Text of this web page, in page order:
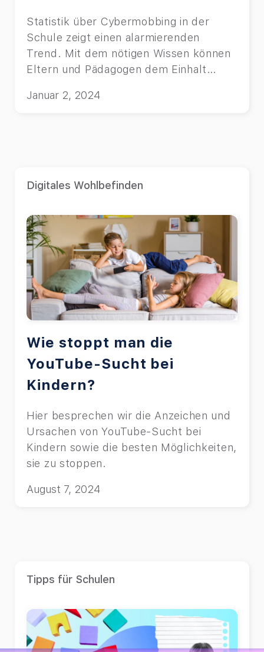
Statistik über Cybermobbing in der
Schule zeigt einen alarmierenden
Trend. Mit dem nötigen Wissen können
Eltern und Pädagogen dem Einhalt
Januar 2, 2024
Digitales Wohlbefinden
Wie stoppt man die
YouTube-Sucht bei
Kindern?
Hier besprechen wir die Anzeichen und
Ursachen von YouTube-Sucht bei
Kindern sowie die besten Möglichkeiten,
sie zu stoppen.
August 7, 2024
Tipps für Schulen